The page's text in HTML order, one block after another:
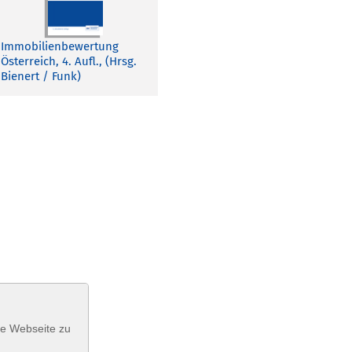
Immobilienbewertung
Österreich, 4. Aufl., (Hrsg.
Bienert / Funk)
Webseite zu